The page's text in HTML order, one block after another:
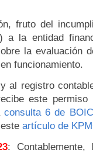
fruto del
a la entidad
la evaluación
funcionamiento.
al registro
este permiso
consulta 6 de
artículo de
: